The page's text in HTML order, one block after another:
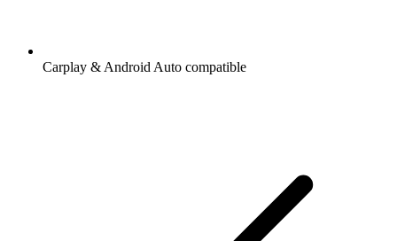
Carplay & Android Auto compatible